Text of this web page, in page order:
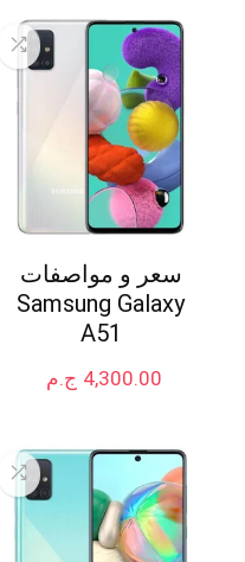
سعر و مواصفات
Samsung Galaxy
A51
ج.م 4,300.00